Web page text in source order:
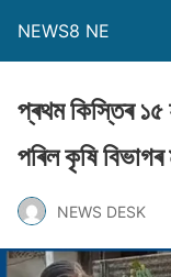
NEWS8 NE
প্ৰথম কিস্তিৰ ১৫
পৰিল কৃষি বিভাগৰ
NEWS DESK